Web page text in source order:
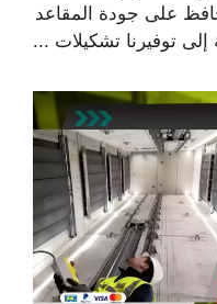
على جودة المقاعد
إلى توفيرنا تشكيلات ...